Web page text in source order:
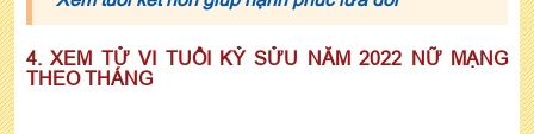
4. XEM TỬ VI TUỔI KỶ SỬU NĂM 2022 NỮ MẠNG
THEO THÁNG